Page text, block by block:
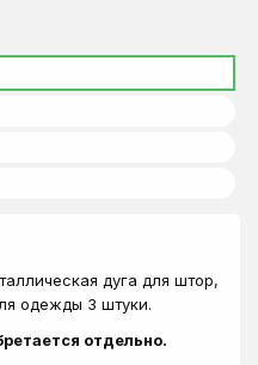
дуга для штор,
одежды 3 штуки.
отдельно.